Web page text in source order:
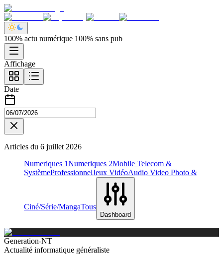
100% actu numérique 100% sans pub
Affichage
Date
Articles du 6 juillet 2026
Numeriques 1Numeriques 2Mobile Telecom &
SystèmeProfessionnelJeux VidéoAudio Video Photo &
Ciné/Série/MangaTous
Dashboard
Generation-NT
Actualité informatique généraliste